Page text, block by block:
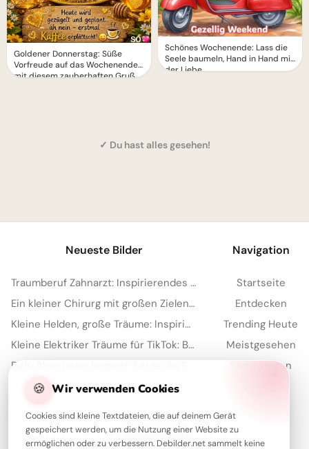
Goldener Donnerstag: Süße
Vorfreude auf das Wochenende
mit diesem zauberhaften Gruß
Schönes Wochenende: Lass die
Seele baumeln, Hand in Hand mit
der Liebe.
✓ Du hast alles gesehen!
🍪 Wir verwenden Cookies
Cookies sind kleine Textdateien, die auf deinem Gerät
gespeichert werden, um die Nutzung einer Website zu
ermöglichen oder zu verbessern. Debilder.net sammelt keine
Neueste Bilder
Traumberuf Zahnarzt: Inspirierendes Bild für WhatsApp-Schüler zum Start
Ein kleiner Chirurg mit großen Zielen: Witzige Schulstart-Grüße für WhatsApp!
Kleine Helden, große Träume: Inspirierende Arztbilder für WhatsApp.
Kleine Elektriker Träume für TikTok: Berufe entdecken mit Herz
Navigation
Startseite
Entdecken
Trending Heute
Meistgesehen
Sammlungen
Über Debilder